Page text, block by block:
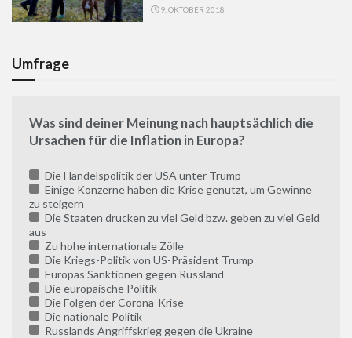
9. OKTOBER 2018
Umfrage
Was sind deiner Meinung nach hauptsächlich die
Ursachen für die Inflation in Europa?
Die Handelspolitik der USA unter Trump
Einige Konzerne haben die Krise genutzt, um Gewinne
zu steigern
Die Staaten drucken zu viel Geld bzw. geben zu viel Geld
aus
Zu hohe internationale Zölle
Die Kriegs-Politik von US-Präsident Trump
Europas Sanktionen gegen Russland
Die europäische Politik
Die Folgen der Corona-Krise
Die nationale Politik
Russlands Angriffskrieg gegen die Ukraine